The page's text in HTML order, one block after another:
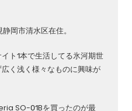
岡市清水区在住。
ト1本で生活してる氷河期世
く浅く様々なものに興味が
SO-01Bを買ったのが最